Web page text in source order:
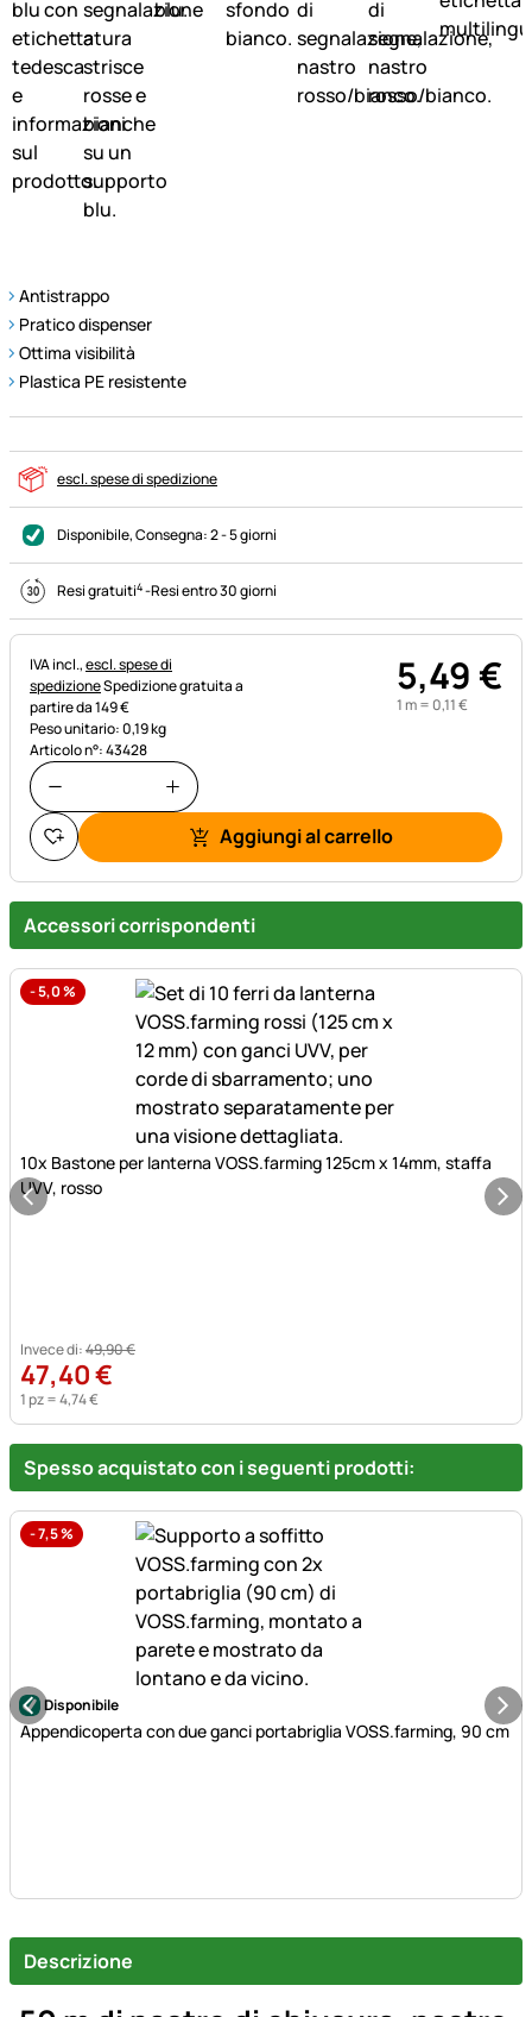
Antistrappo
Pratico dispenser
Ottima visibilità
Plastica PE resistente
escl. spese di spedizione
Disponibile, Consegna:2 - 5 giorni
Resi gratuiti4-Resi entro 30 giorni
Informazioni fiscali:
IVA incl.,escl. spese di
spedizioneSpedizione gratuita a
partire da 149 €
Peso unitario: 0,19 kg
Articolo n°: 43428
5,49€
1 m = 0,11€
Aggiungi al carrello
Accessori corrispondenti
-5,0%
10x Bastone per lanterna VOSS.farming 125cm x 14mm, staffa
UVV, rosso
Invece di:49,90€
47,40€
1 pz =4,74€
Spesso acquistato con i seguenti prodotti:
-7,5%
Disponibile
Appendicoperta con due ganci portabriglia VOSS.farming, 90 cm
Descrizione